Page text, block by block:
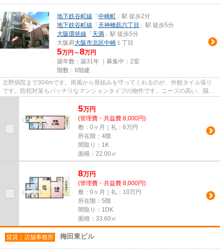
地下鉄谷町線 「 中崎町 」駅 徒歩2分
地下鉄谷町線 「 天神橋筋六丁目 」駅 徒歩5分
大阪環状線 「 天満 」駅 徒歩5分
大阪府大阪市北区中崎 １丁目
5万円～8万円
築年数：築31年 ｜募集中： 2室
階数：6階建
北野病院まで304mです。雨風から骨組みを守ってくれるのが、外観タイル張り
です。防犯対策もバッチリなマンションタイプの物件です。ニーズの高い、陽当
5万円
(管理費・共益費 8,000円)
敷：0ヶ月｜礼：6万円
所在階：4階
間取り：1K
面積：22.00㎡
8万円
(管理費・共益費 8,000円)
敷：0ヶ月｜礼：10万円
所在階：5階
間取り：1DK
面積：33.60㎡
賃貸｜店舗事務所 梅田東ビル